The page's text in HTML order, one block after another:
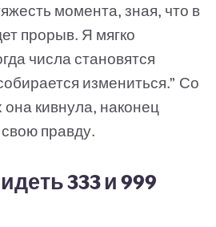
момента, зная, что в
прорыв. Я мягко
числа становятся
измениться.” Со
она кивнула, наконец
свою правду.
333 и 999